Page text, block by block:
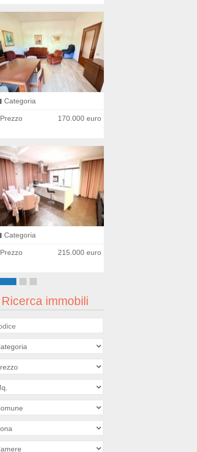
Categoria
Prezzo 170.000 euro
Categoria
Prezzo 215.000 euro
Ricerca immobili